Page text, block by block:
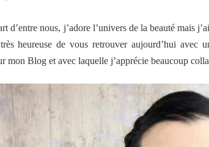
d’entre nous, j’adore l’univers de la beauté mais
heureuse de vous retrouver aujourd’hui avec
mon Blog et avec laquelle j’apprécie beaucoup